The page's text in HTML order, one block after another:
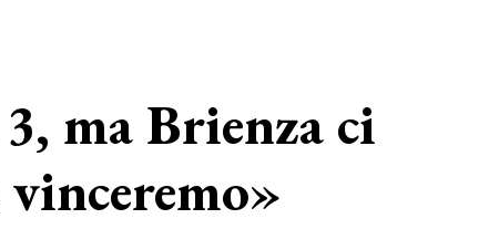
ma Brienza ci